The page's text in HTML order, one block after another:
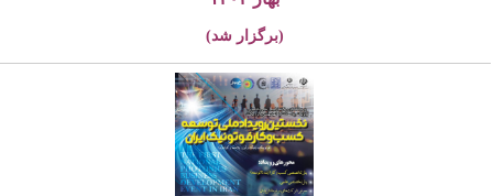
(برگزار شد)